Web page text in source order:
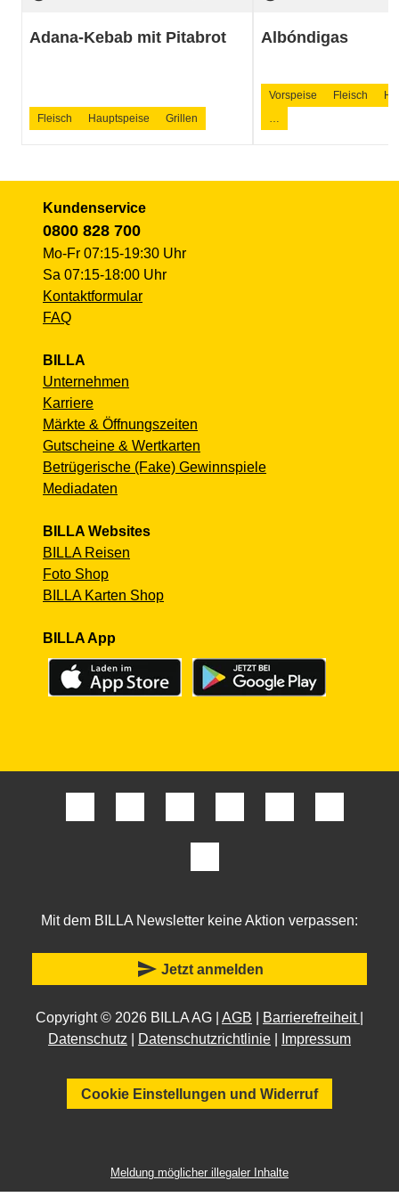
Adana-Kebab mit Pitabrot
Fleisch Hauptspeise Grillen
Albóndigas
Vorspeise Fleisch
…
Kundenservice
0800 828 700
Mo-Fr 07:15-19:30 Uhr
Sa 07:15-18:00 Uhr
Kontaktformular
FAQ
BILLA
Unternehmen
Karriere
Märkte & Öffnungszeiten
Gutscheine & Wertkarten
Betrügerische (Fake) Gewinnspiele
Mediadaten
BILLA Websites
BILLA Reisen
Foto Shop
BILLA Karten Shop
BILLA App
Mit dem BILLA Newsletter keine Aktion verpassen:
send Jetzt anmelden
Copyright © 2026 BILLA AG | AGB Barrierefreiheit
Datenschutz
Datenschutzrichtlinie Impressum
Cookie Einstellungen und Widerruf
Meldung möglicher illegaler Inhalte